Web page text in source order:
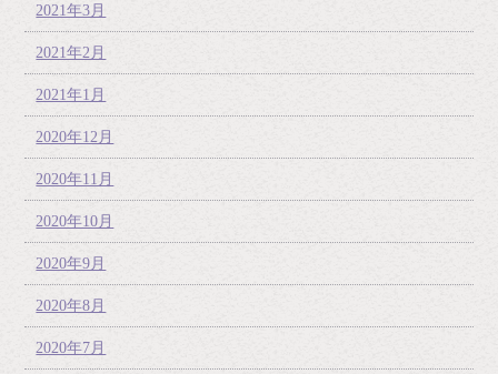
2021年3月
2021年2月
2021年1月
2020年12月
2020年11月
2020年10月
2020年9月
2020年8月
2020年7月